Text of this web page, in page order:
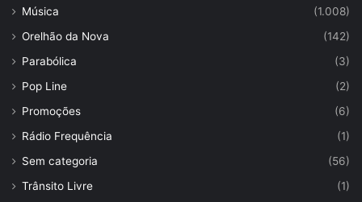
Música
(1.008)
Orelhão da Nova
(142)
Parabólica
(3)
Pop Line
(2)
Promoções
(6)
Rádio Frequência
(1)
Sem categoria
(56)
Trânsito Livre
(1)